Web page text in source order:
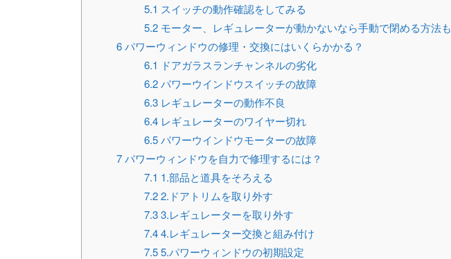
5.1 スイッチの動作確認をしてみる
5.2 モーター、レギュレーターが動かないなら手動で閉める方法も
6パワーウィンドウの修理・交換にはいくらかかる？
6.1 ドアガラスランチャンネルの劣化
6.2パワーウインドウスイッチの故障
6.3 レギュレーターの動作不良
6.4 レギュレーターのワイヤー切れ
6.5パワーウインドウモーターの故障
7パワーウィンドウを自力で修理するには？
7.1 1.部品と道具をそろえる
7.22.ドアトリムを取り外す
7.33.レギュレーターを取り外す
7.44.レギュレーター交換と組み付け
7.55.パワーウィンドウの初期設定